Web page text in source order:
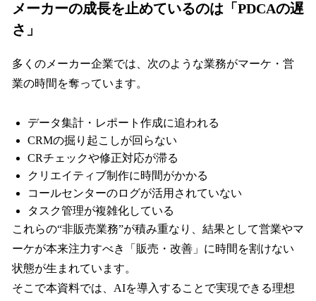
メーカーの成長を止めているのは「PDCAの遅
さ」
多くのメーカー企業では、次のような業務がマーケ・営
業の時間を奪っています。
データ集計・レポート作成に追われる
CRMの掘り起こしが回らない
CRチェックや修正対応が滞る
クリエイティブ制作に時間がかかる
コールセンターのログが活用されていない
タスク管理が複雑化している
これらの“非販売業務”が積み重なり、結果として営業やマ
ーケが本来注力すべき「販売・改善」に時間を割けない
状態が生まれています。
そこで本資料では、AIを導入することで実現できる理想